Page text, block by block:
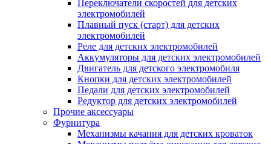
Переключатели скоростей для детских
электромобилей
Плавный пуск (старт) для детских
электромобилей
Реле для детских электромобилей
Аккумуляторы для детских электромобилей
Двигатель для детского электромобиля
Кнопки для детских электромобилей
Педали для детских электромобилей
Редуктор для детских электромобилей
Прочие аксессуары
Фурнитура
Механизмы качания для детских кроваток